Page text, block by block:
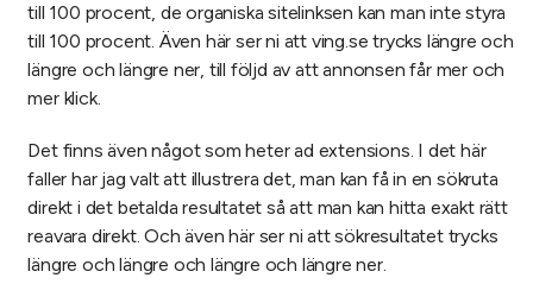
till 100 procent, de organiska sitelinksen kan man inte styra
till 100 procent. Även här ser ni att ving.se trycks längre och
längre och längre ner, till följd av att annonsen får mer och
mer klick.
Det finns även något som heter ad extensions. I det här
faller har jag valt att illustrera det, man kan få in en sökruta
direkt i det betalda resultatet så att man kan hitta exakt rätt
reavara direkt. Och även här ser ni att sökresultatet trycks
längre och längre och längre och längre ner.